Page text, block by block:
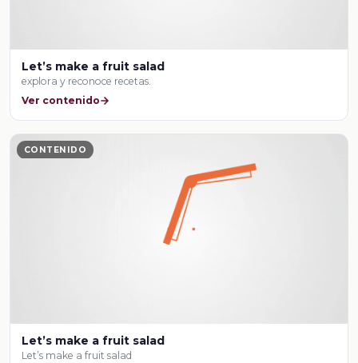
Let’s make a fruit salad
explora y reconoce recetas.
Ver contenido
CONTENIDO
Let’s make a fruit salad
Let’s make a fruit salad